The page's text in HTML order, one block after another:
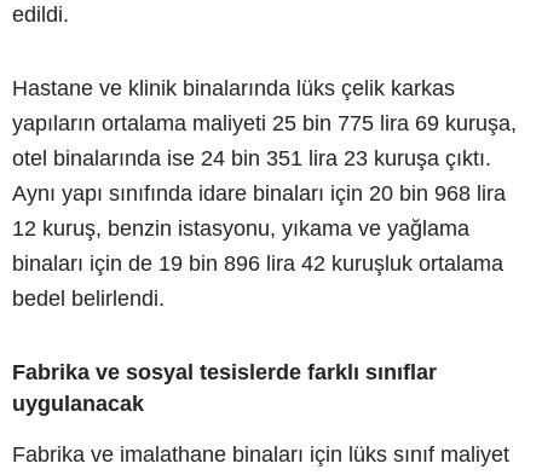
edildi.
Hastane ve klinik binalarında lüks çelik karkas
yapıların ortalama maliyeti 25 bin 775 lira 69 kuruşa,
otel binalarında ise 24 bin 351 lira 23 kuruşa çıktı.
Aynı yapı sınıfında idare binaları için 20 bin 968 lira
12 kuruş, benzin istasyonu, yıkama ve yağlama
binaları için de 19 bin 896 lira 42 kuruşluk ortalama
bedel belirlendi.
Fabrika ve sosyal tesislerde farklı sınıflar
uygulanacak
Fabrika ve imalathane binaları için lüks sınıf maliyet